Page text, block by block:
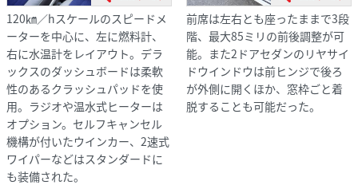
120㎞／hスケールのスピードメ
ーターを中心に、左に燃料計、
右に水温計をレイアウト。デラ
ックスのダッシュボードは柔軟
性のあるクラッシュパッドを使
用。ラジオや温水式ヒーターは
オプション。セルフキャンセル
機構が付いたウインカー、2速式
ワイパーなどはスタンダードに
も装備された。
前席は左右とも座ったままで3段
階、最大85ミリの前後調整が可
能。また2ドアセダンのリヤサイ
ドウインドウは前ヒンジで後ろ
が外側に開くほか、窓枠ごと着
脱することも可能だった。